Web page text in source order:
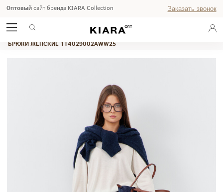
Оптовыйсайт бренда KIARA Collection Заказать звонок
ОСЕНЬ-ЗИМА 2025
БРЮКИ ЖЕНСКИЕ 1T4029002AWW25